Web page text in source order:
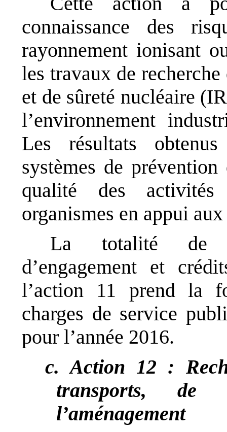
connaissance des
rayonnement ionisant
les travaux de
et de sûreté nucléaire
l’environnement
Les résultats
systèmes de
qualité des
organismes en appui
La totalité de
d’engagement et
l’action 11 prend la
charges de service
pour l’année 2016.
c. Action 12 :
transports,
l’aménagement